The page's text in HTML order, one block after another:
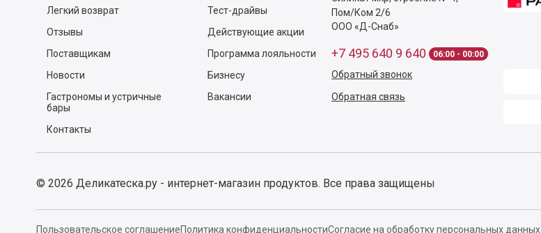
Легкий возврат
Отзывы
Поставщикам
Новости
Гастрономы и устричные
бары
Контакты
Тест-драйвы
Действующие акции
Программа лояльности
Бизнесу
Вакансии
Пом/Ком 2/6
ООО «Д-Снаб»
+7 495 640 9 640 06:00 - 00:00
Обратный звонок
Обратная связь
© 2026 Деликатеска.ру - интернет-магазин продуктов. Все права защищены
Пользовательское соглашениеПолитика конфиденциальностиСогласие на обработку персональных данных